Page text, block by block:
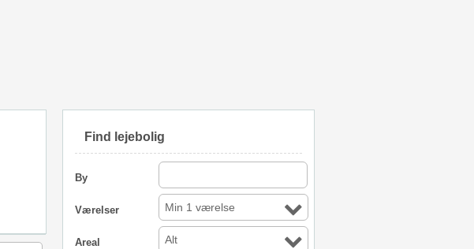
Find lejebolig
By
Værelser Min 1 værelse
Areal Alt